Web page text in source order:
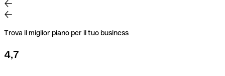
Trova il miglior piano per il tuo business
4,7